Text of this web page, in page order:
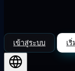
เข้าสู่ระบบ เ